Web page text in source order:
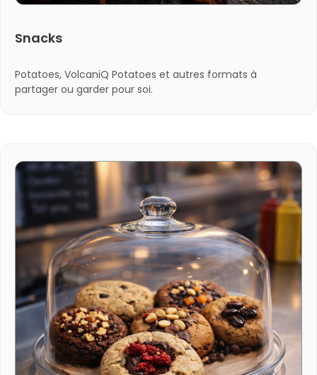
Snacks
Potatoes, VolcaniQ Potatoes et autres formats à
partager ou garder pour soi.